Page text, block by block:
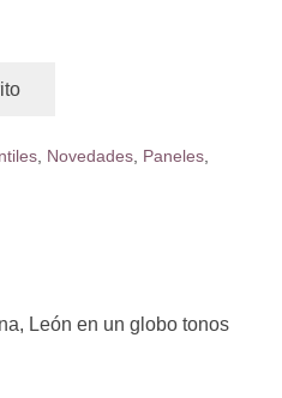
Novedades Paneles
León en un globo tonos